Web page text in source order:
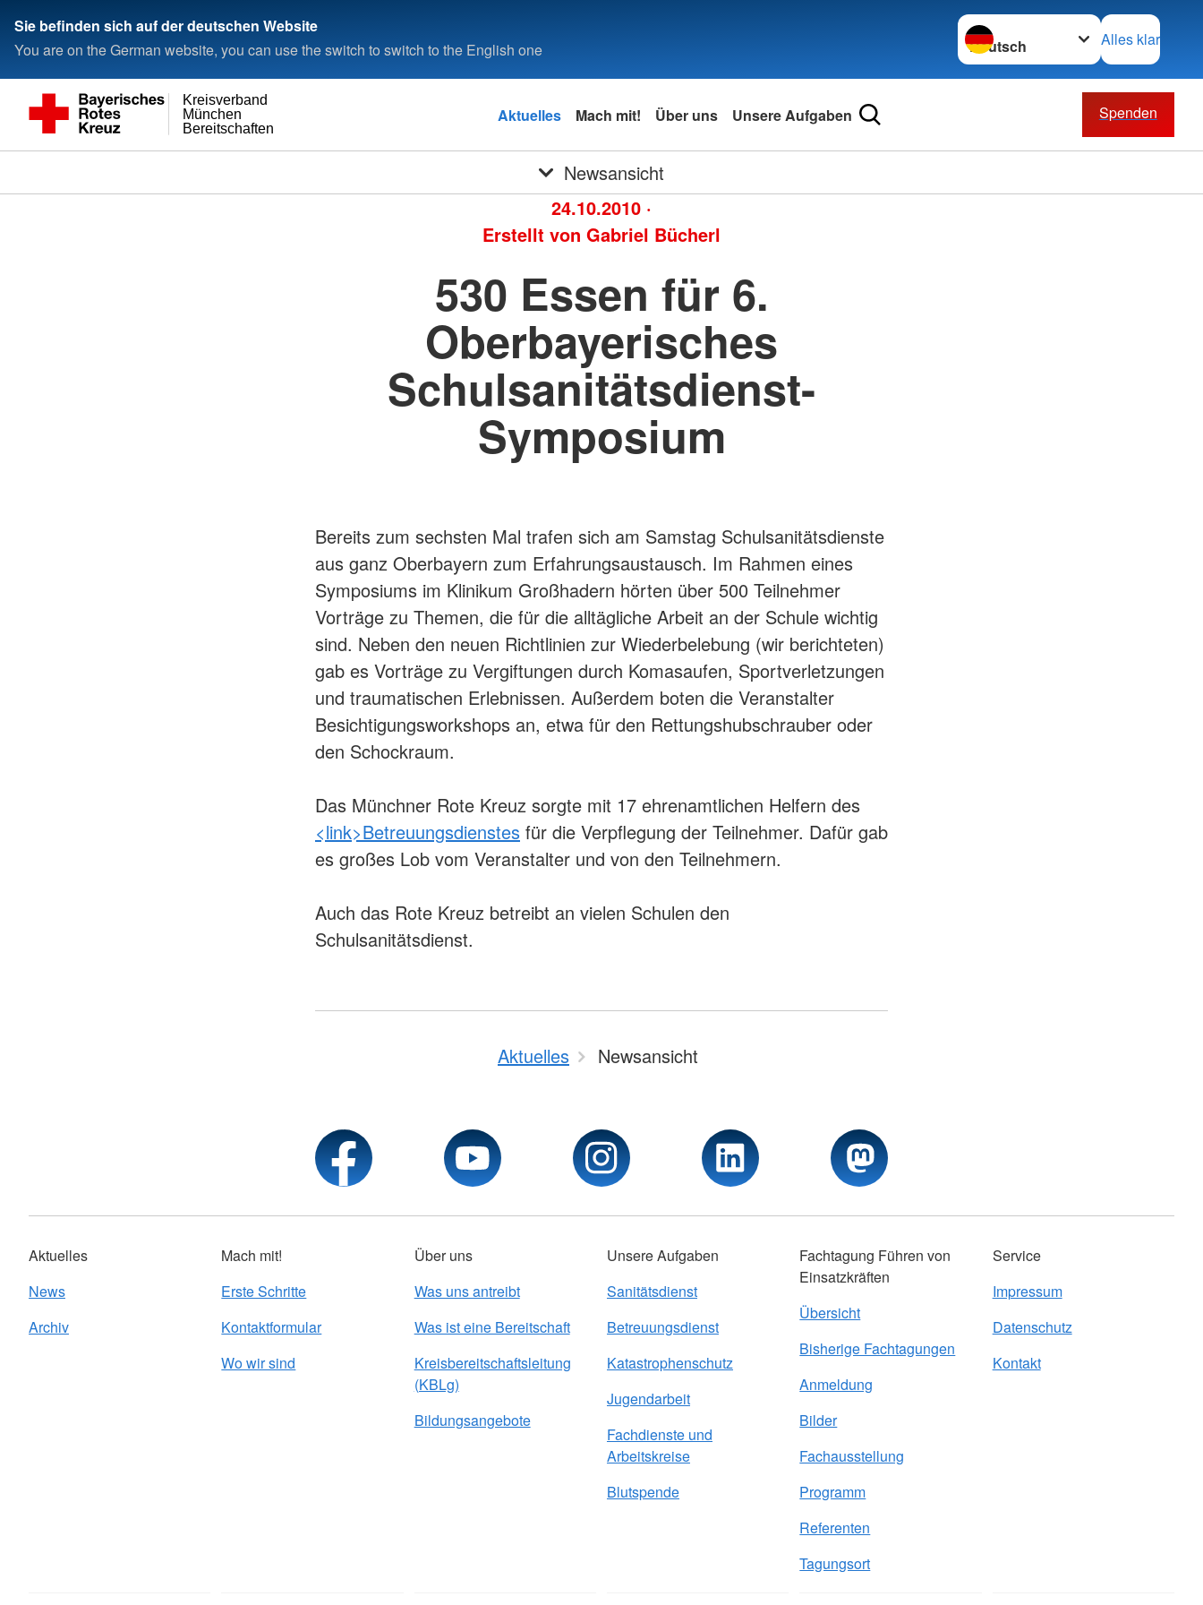
Sie befinden sich auf der deutschen Website
You are on the German website, you can use the switch to switch to the English one
Sprache wechseln zu
Alles klar
Bereitschaften
München
Kreisverband
Aktuelles Mach mit! Über uns Unsere Aufgaben Spenden
Newsansicht
24.10.2010 ·
Erstellt von Gabriel Bücherl
530 Essen für 6.
Oberbayerisches
Schulsanitätsdienst-
Symposium
Bereits zum sechsten Mal trafen sich am Samstag Schulsanitätsdienste
aus ganz Oberbayern zum Erfahrungsaustausch. Im Rahmen eines
Symposiums im Klinikum Großhadern hörten über 500 Teilnehmer
Vorträge zu Themen, die für die alltägliche Arbeit an der Schule wichtig
sind. Neben den neuen Richtlinien zur Wiederbelebung (wir berichteten)
gab es Vorträge zu Vergiftungen durch Komasaufen, Sportverletzungen
und traumatischen Erlebnissen. Außerdem boten die Veranstalter
Besichtigungsworkshops an, etwa für den Rettungshubschrauber oder
den Schockraum.
Das Münchner Rote Kreuz sorgte mit 17 ehrenamtlichen Helfern des
<link>Betreuungsdienstes für die Verpflegung der Teilnehmer. Dafür gab
es großes Lob vom Veranstalter und von den Teilnehmern.
Auch das Rote Kreuz betreibt an vielen Schulen den
Schulsanitätsdienst.
Aktuelles Newsansicht
Aktuelles
News
Archiv
Mach mit!
Erste Schritte
Kontaktformular
Wo wir sind
Über uns
Was uns antreibt
Was ist eine Bereitschaft
Kreisbereitschaftsleitung
(KBLg)
Bildungsangebote
Unsere Aufgaben
Sanitätsdienst
Betreuungsdienst
Katastrophenschutz
Jugendarbeit
Fachdienste und
Arbeitskreise
Blutspende
Fachtagung Führen von
Einsatzkräften
Übersicht
Bisherige Fachtagungen
Anmeldung
Bilder
Fachausstellung
Programm
Referenten
Tagungsort
Service
Impressum
Datenschutz
Kontakt